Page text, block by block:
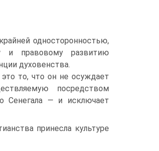
односторонностью,
и правовому развитию
духовенства.
то, что он не осуждает
посредством
Сенегала — и исключает
принесла культуре